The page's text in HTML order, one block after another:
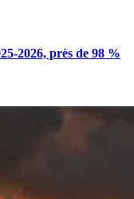
2026, près de 98 %